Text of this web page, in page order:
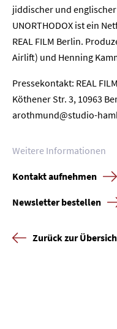
jiddischer und
UNORTHODOX ist ein
REAL FILM Berlin.
Airlift) und Henning
Pressekontakt: REAL
Köthener Str. 3, 10963
arothmund@studio-
Weitere Informationen
Kontakt aufnehmen
Newsletter bestellen
Zurück zur
Karriere
Kontakt